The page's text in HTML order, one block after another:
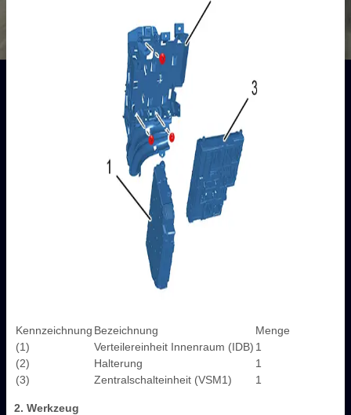
Kennzeichnung Bezeichnung
Menge
(1)
Verteilereinheit Innenraum (IDB) 1
(2)
Halterung
1
(3)
Zentralschalteinheit (VSM1) 1
2. Werkzeug